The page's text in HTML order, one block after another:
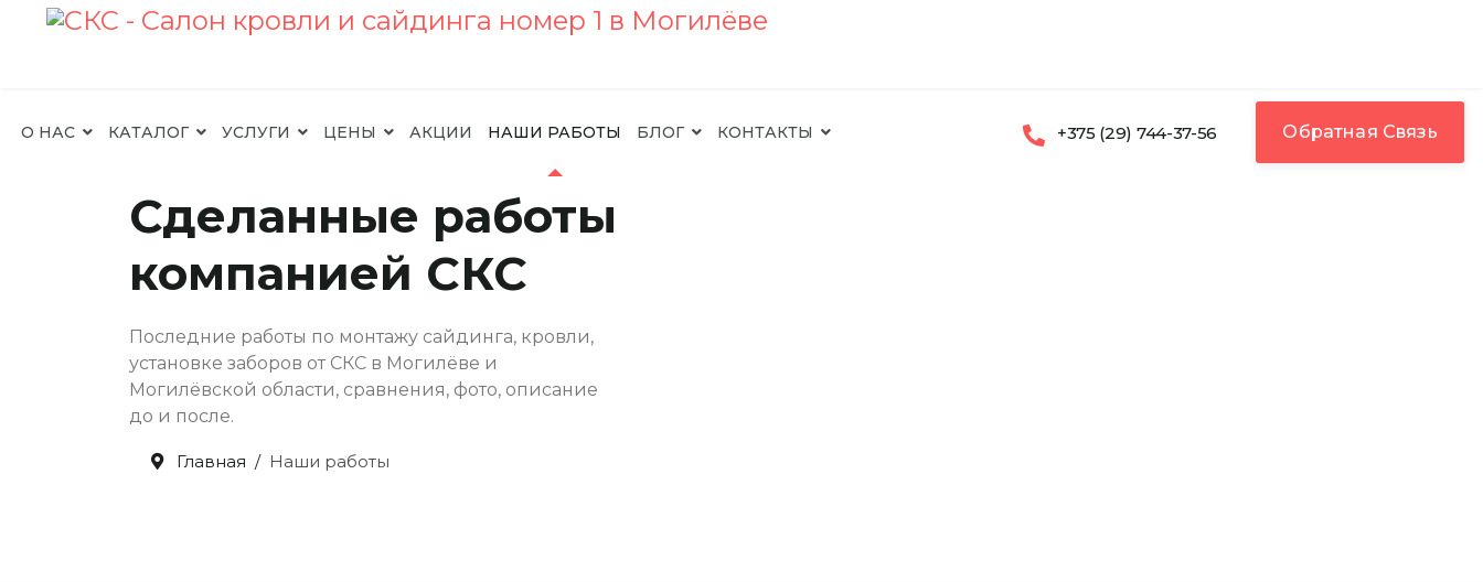
О НАС КАТАЛОГ УСЛУГИ ЦЕНЫ АКЦИИ НАШИ РАБОТЫ БЛОГ КОНТАКТЫ +375 (29) 744-37-56 Обратная Связь
Сделанные работы
компанией СКС
Последние работы по монтажу сайдинга, кровли,
установке заборов от СКС в Могилёве и
Могилёвской области, сравнения, фото, описание
до и после.
Главная Наши работы